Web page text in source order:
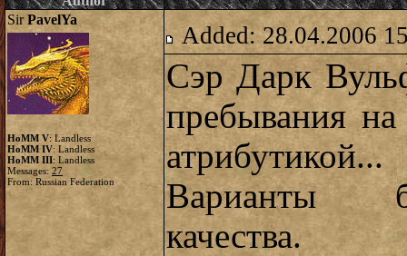
SirPavelYa
HoMM V: Landless
HoMM IV: Landless
HoMM III: Landless
Messages: 27
From: Russian Federation
Added: 28.04.2006
Сэр Дарк
пребывания
Варианты
качества.